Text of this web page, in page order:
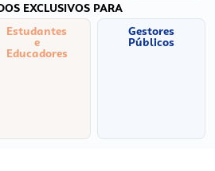
EXCLUSIVOS PARA
Estudantes
e
Educadores
Gestores
Públicos